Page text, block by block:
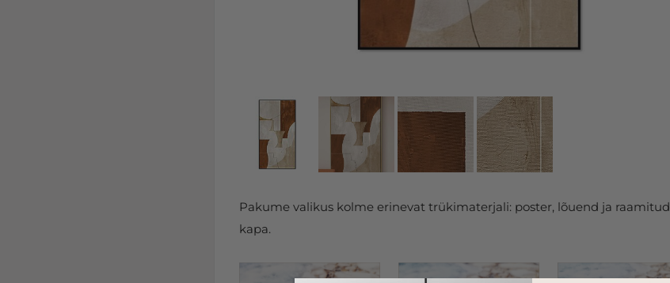
Pakume valikus kolme erinevat trükimaterjali: poster, lõuend ja raamitud
kapa.